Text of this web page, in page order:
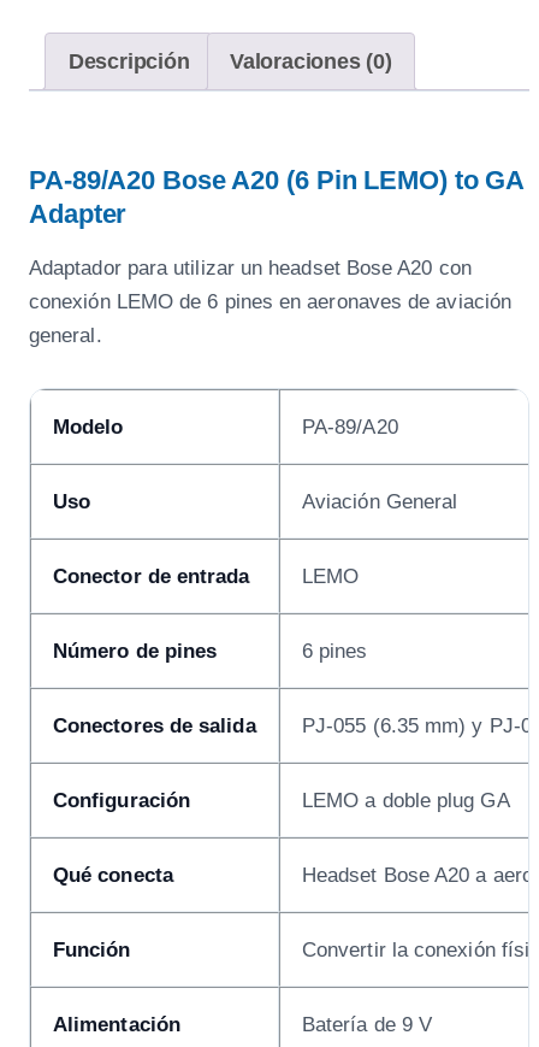
Descripción Valoraciones (0)
PA-89/A20 Bose A20 (6 Pin LEMO) to GA
Adapter
Adaptador para utilizar un headset Bose A20 con
conexión LEMO de 6 pines en aeronaves de aviación
general.
Modelo PA-89/A20
Uso Aviación General
Conector de entrada LEMO
Número de pines 6 pines
Conectores de salida PJ-055 (6.35 mm) y PJ-
Configuración LEMO a doble plug GA
Qué conecta Headset Bose A20 a
Función Convertir la conexión
Alimentación Batería de 9 V